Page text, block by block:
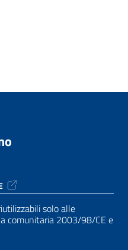
solo alle
comunitaria 2003/98/CE e